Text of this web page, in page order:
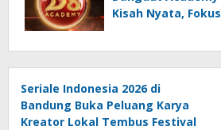
Kisah Nyata, Fokus
Seriale Indonesia 2026 di
Bandung Buka Peluang Karya
Kreator Lokal Tembus Festival